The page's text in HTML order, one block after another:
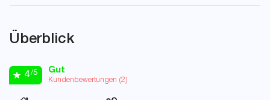
Überblick
4/5 Gut
Kundenbewertungen (2)